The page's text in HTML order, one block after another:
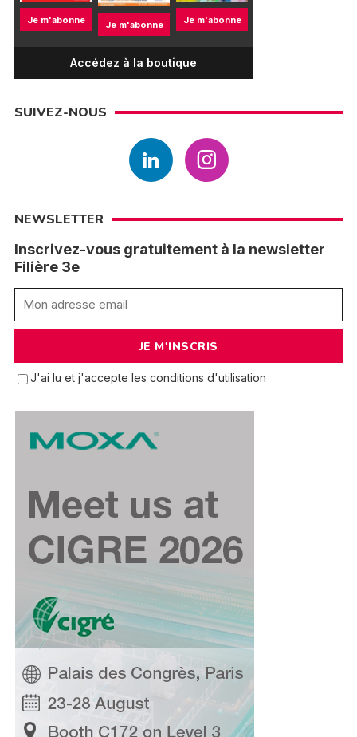
Je m'abonne Je m'abonne Je m'abonne
Accédez à la boutique
SUIVEZ-NOUS
NEWSLETTER
Inscrivez-vous gratuitement à la newsletter
Filière 3e
J'ai lu et j'accepte les conditions d'utilisation